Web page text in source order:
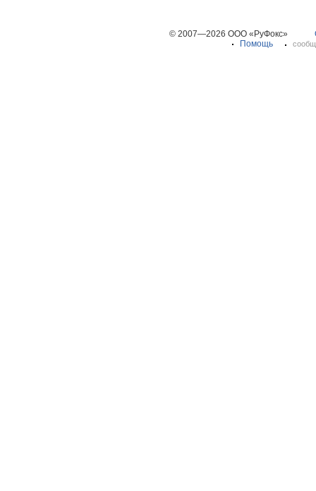
© 2007—2026 ООО «РуФокс»
Помощь